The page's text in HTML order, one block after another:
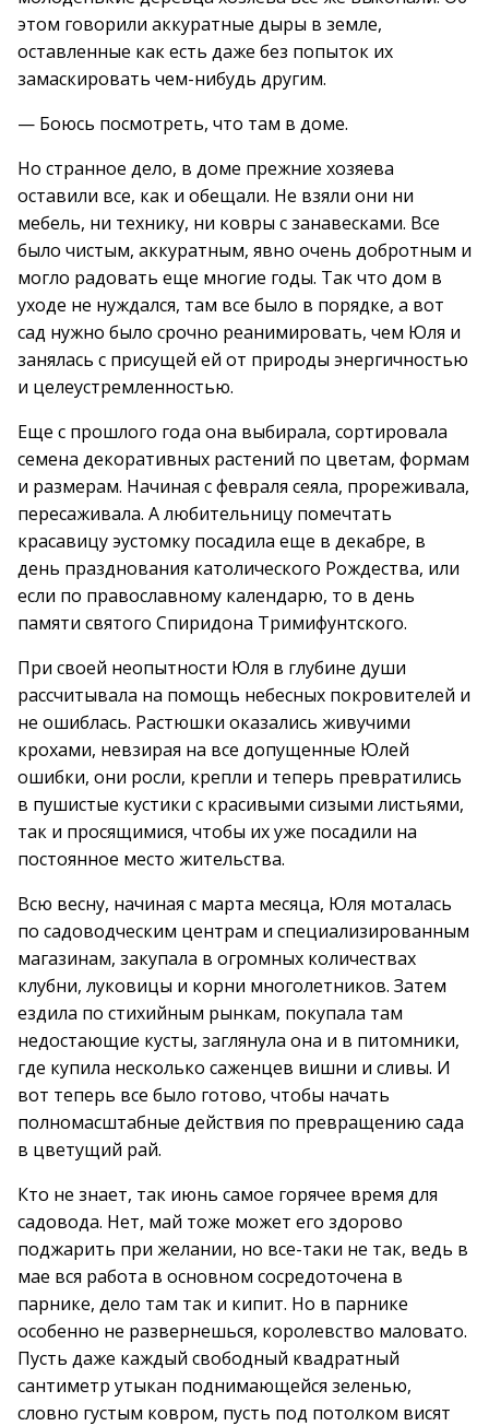
этом говорили аккуратные дыры в земле,
оставленные как есть даже без попыток их
замаскировать чем-нибудь другим.
— Боюсь посмотреть, что там в доме.
Но странное дело, в доме прежние хозяева
оставили все, как и обещали. Не взяли они ни
мебель, ни технику, ни ковры с занавесками. Все
было чистым, аккуратным, явно очень добротным и
могло радовать еще многие годы. Так что дом в
уходе не нуждался, там все было в порядке, а вот
сад нужно было срочно реанимировать, чем Юля и
занялась с присущей ей от природы энергичностью
и целеустремленностью.
Еще с прошлого года она выбирала, сортировала
семена декоративных растений по цветам, формам
и размерам. Начиная с февраля сеяла, прореживала,
пересаживала. А любительницу помечтать
красавицу эустомку посадила еще в декабре, в
день празднования католического Рождества, или
если по православному календарю, то в день
памяти святого Спиридона Тримифунтского.
При своей неопытности Юля в глубине души
рассчитывала на помощь небесных покровителей и
не ошиблась. Растюшки оказались живучими
крохами, невзирая на все допущенные Юлей
ошибки, они росли, крепли и теперь превратились
в пушистые кустики с красивыми сизыми листьями,
так и просящимися, чтобы их уже посадили на
постоянное место жительства.
Всю весну, начиная с марта месяца, Юля моталась
по садоводческим центрам и специализированным
магазинам, закупала в огромных количествах
клубни, луковицы и корни многолетников. Затем
ездила по стихийным рынкам, покупала там
недостающие кусты, заглянула она и в питомники,
где купила несколько саженцев вишни и сливы. И
вот теперь все было готово, чтобы начать
полномасштабные действия по превращению сада
в цветущий рай.
Кто не знает, так июнь самое горячее время для
садовода. Нет, май тоже может его здорово
поджарить при желании, но все-таки не так, ведь в
мае вся работа в основном сосредоточена в
парнике, дело там так и кипит. Но в парнике
особенно не развернешься, королевство маловато.
Пусть даже каждый свободный квадратный
сантиметр утыкан поднимающейся зеленью,
словно густым ковром, пусть под потолком висят